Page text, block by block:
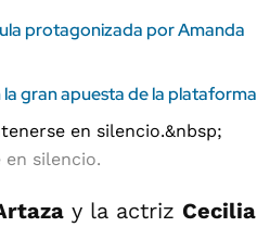
protagonizada por Amanda
la gran apuesta de la plataforma
silencio.
y la actriz Cecilia